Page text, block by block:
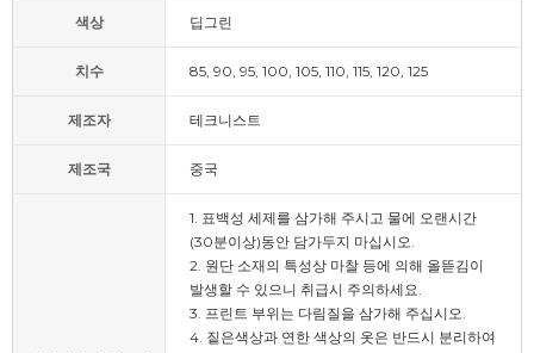
색상 딥그린
치수 85, 90, 95, 100, 105, 110, 115, 120, 125
제조자 테크니스트
제조국 중국
1. 표백성 세제를 삼가해 주시고 물에 오랜시간
(30분이상)동안 담가두지 마십시오.
2. 원단 소재의 특성상 마찰 등에 의해 올뜯김이
발생할 수 있으니 취급시 주의하세요.
3. 프린트 부위는 다림질을 삼가해 주십시오.
4. 짙은색상과 연한 색상의 옷은 반드시 분리하여